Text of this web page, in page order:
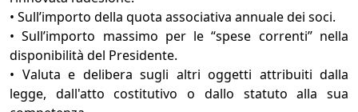
• Sull’importo della quota associativa annuale dei soci.
• Sull’importo massimo per le “spese correnti” nella
disponibilità del Presidente.
• Valuta e delibera sugli altri oggetti attribuiti dalla
legge, dall'atto costitutivo o dallo statuto alla sua